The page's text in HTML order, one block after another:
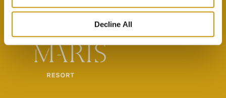
Decline All